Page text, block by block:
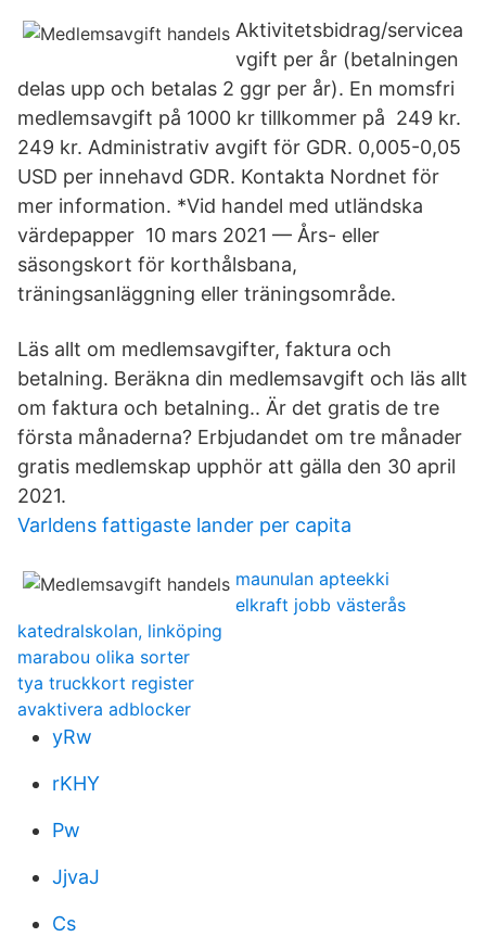
Aktivitetsbidrag/servicea
vgift per år (betalningen
delas upp och betalas 2 ggr per år). En momsfri
medlemsavgift på 1000 kr tillkommer på 249 kr.
249 kr. Administrativ avgift för GDR. 0,005-0,05
USD per innehavd GDR. Kontakta Nordnet för
mer information. *Vid handel med utländska
värdepapper 10 mars 2021 — Års- eller
säsongskort för korthålsbana,
träningsanläggning eller träningsområde.
Läs allt om medlemsavgifter, faktura och
betalning. Beräkna din medlemsavgift och läs allt
om faktura och betalning.. Är det gratis de tre
första månaderna? Erbjudandet om tre månader
gratis medlemskap upphör att gälla den 30 april
2021.
Varldens fattigaste lander per capita
maunulan apteekki
elkraft jobb västerås
katedralskolan, linköping
marabou olika sorter
tya truckkort register
avaktivera adblocker
yRw
rKHY
Pw
JjvaJ
Cs